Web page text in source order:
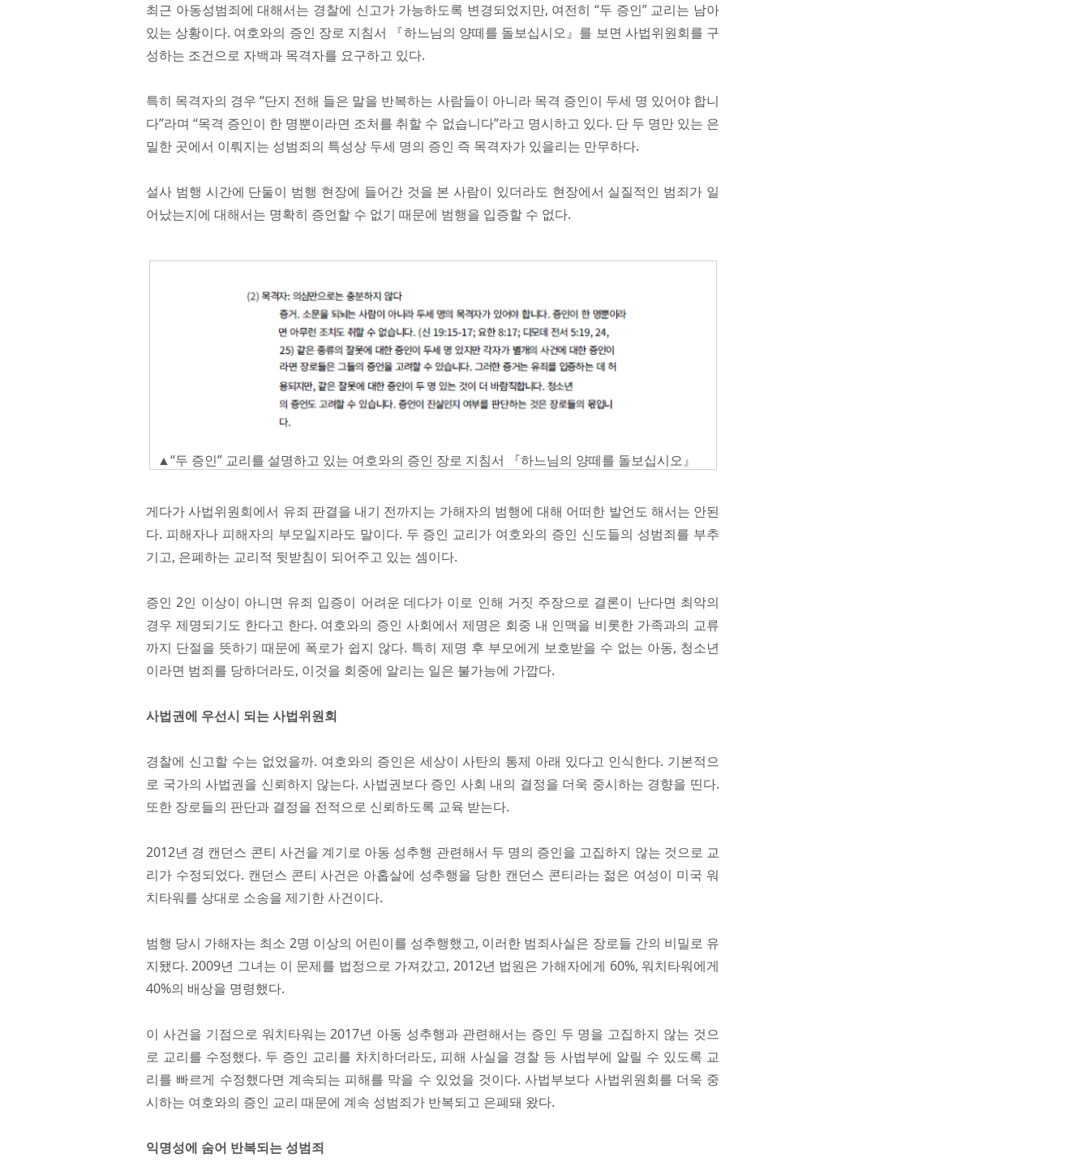
최근 아동성범죄에 대해서는 경찰에 신고가 가능하도록 변경되었지만, 여전히 “두 증인” 교리는 남아
있는 상황이다. 여호와의 증인 장로 지침서 『하느님의 양떼를 돌보십시오』를 보면 사법위원회를 구
성하는 조건으로 자백과 목격자를 요구하고 있다.
특히 목격자의 경우 “단지 전해 들은 말을 반복하는 사람들이 아니라 목격 증인이 두세 명 있어야 합니
다”라며 “목격 증인이 한 명뿐이라면 조처를 취할 수 없습니다”라고 명시하고 있다. 단 두 명만 있는 은
밀한 곳에서 이뤄지는 성범죄의 특성상 두세 명의 증인 즉 목격자가 있을리는 만무하다.
설사 범행 시간에 단둘이 범행 현장에 들어간 것을 본 사람이 있더라도 현장에서 실질적인 범죄가 일
어났는지에 대해서는 명확히 증언할 수 없기 때문에 범행을 입증할 수 없다.
▲“두 증인” 교리를 설명하고 있는 여호와의 증인 장로 지침서 『하느님의 양떼를 돌보십시오』
게다가 사법위원회에서 유죄 판결을 내기 전까지는 가해자의 범행에 대해 어떠한 발언도 해서는 안된
다. 피해자나 피해자의 부모일지라도 말이다. 두 증인 교리가 여호와의 증인 신도들의 성범죄를 부추
기고, 은폐하는 교리적 뒷받침이 되어주고 있는 셈이다.
증인 2인 이상이 아니면 유죄 입증이 어려운 데다가 이로 인해 거짓 주장으로 결론이 난다면 최악의
경우 제명되기도 한다고 한다. 여호와의 증인 사회에서 제명은 회중 내 인맥을 비롯한 가족과의 교류
까지 단절을 뜻하기 때문에 폭로가 쉽지 않다. 특히 제명 후 부모에게 보호받을 수 없는 아동, 청소년
이라면 범죄를 당하더라도, 이것을 회중에 알리는 일은 불가능에 가깝다.
사법권에 우선시 되는 사법위원회
경찰에 신고할 수는 없었을까. 여호와의 증인은 세상이 사탄의 통제 아래 있다고 인식한다. 기본적으
로 국가의 사법권을 신뢰하지 않는다. 사법권보다 증인 사회 내의 결정을 더욱 중시하는 경향을 띤다.
또한 장로들의 판단과 결정을 전적으로 신뢰하도록 교육 받는다.
2012년 경 캔던스 콘티 사건을 계기로 아동 성추행 관련해서 두 명의 증인을 고집하지 않는 것으로 교
리가 수정되었다. 캔던스 콘티 사건은 아홉살에 성추행을 당한 캔던스 콘티라는 젊은 여성이 미국 워
치타워를 상대로 소송을 제기한 사건이다.
범행 당시 가해자는 최소 2명 이상의 어린이를 성추행했고, 이러한 범죄사실은 장로들 간의 비밀로 유
지됐다. 2009년 그녀는 이 문제를 법정으로 가져갔고, 2012년 법원은 가해자에게 60%, 워치타워에게
40%의 배상을 명령했다.
이 사건을 기점으로 워치타워는 2017년 아동 성추행과 관련해서는 증인 두 명을 고집하지 않는 것으
로 교리를 수정했다. 두 증인 교리를 차치하더라도, 피해 사실을 경찰 등 사법부에 알릴 수 있도록 교
리를 빠르게 수정했다면 계속되는 피해를 막을 수 있었을 것이다. 사법부보다 사법위원회를 더욱 중
시하는 여호와의 증인 교리 때문에 계속 성범죄가 반복되고 은폐돼 왔다.
익명성에 숨어 반복되는 성범죄